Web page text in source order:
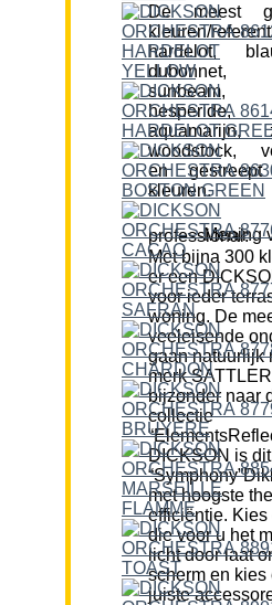
De meest
kleuren/
hardelot,
dubonnet,
hesperide,
aquamarijn,
woodstock,
en
kleuren.
Mening van de professional:
Met bijna 300
er een
voor ieder
woning. De
veeleisende
gaan natuurlijk
merk
bijzonder naar
collectie
DICKSON is
met hoogste
efficiëntie. Kies
die voor u het
licht door laat
scherm en kies
juiste